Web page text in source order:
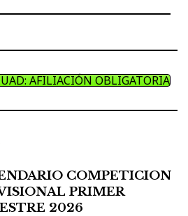
AFILIACIÓN OBLIGATORIA
COMPETICION
PRIMER
2026